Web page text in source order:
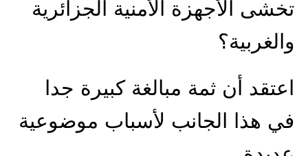
تخشى الأجهزة الأمنية الجزائرية
والغربية؟
اعتقد أن ثمة مبالغة كبيرة جدا
في هذا الجانب لأسباب موضوعية